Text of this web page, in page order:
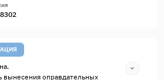
вынесения оправдательных